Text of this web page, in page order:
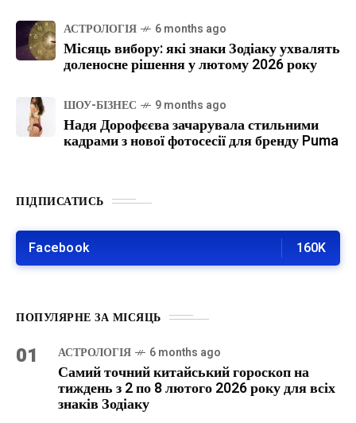
АСТРОЛОГІЯ 6 months ago
Місяць вибору: які знаки Зодіаку ухвалять
доленосне рішення у лютому 2026 року
ШОУ-БІЗНЕС 9 months ago
Надя Дорофєєва зачарувала стильними
кадрами з нової фотосесії для бренду Puma
ПІДПИСАТИСЬ
Facebook 160K
ПОПУЛЯРНЕ ЗА МІСЯЦЬ
01 АСТРОЛОГІЯ 6 months ago
Самий точний китайський гороскоп на
тиждень з 2 по 8 лютого 2026 року для всіх
знаків Зодіаку